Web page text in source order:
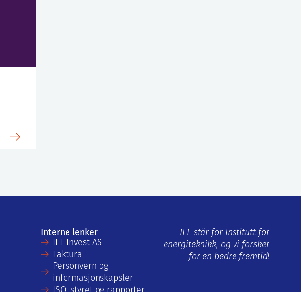
Interne lenker
IFE Invest AS
Faktura
Personvern og
informasjonskapsler
IFE står for Institutt for
energiteknikk, og vi forsker
for en bedre fremtid!